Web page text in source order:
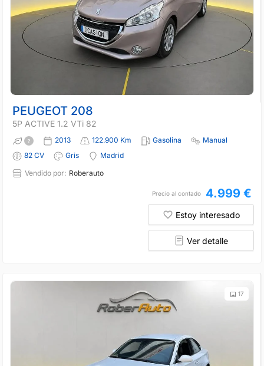
PEUGEOT 208
5P ACTIVE 1.2 VTi 82
2013 122.900 Km Gasolina
Manual
82 CV
Gris
Madrid
Vendido por: Roberauto
Precio al contado 4.999 €
Estoy interesado
Ver detalle
17